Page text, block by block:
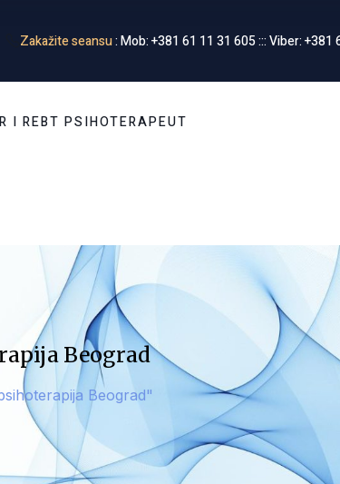
Zakažite seansu: Mob: +381 61 11 31 605 ::: Viber: +381
I REBT PSIHOTERAPEUT
Beograd
Beograd"